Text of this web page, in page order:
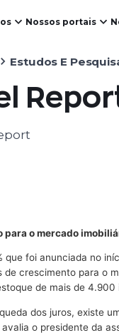
Nossos portais
Estudos E
o mercado
que foi anunciada no
de crescimento para o
de mais de 4.900
dos juros, existe
o presidente da